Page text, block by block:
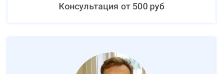
Консультация от 500руб